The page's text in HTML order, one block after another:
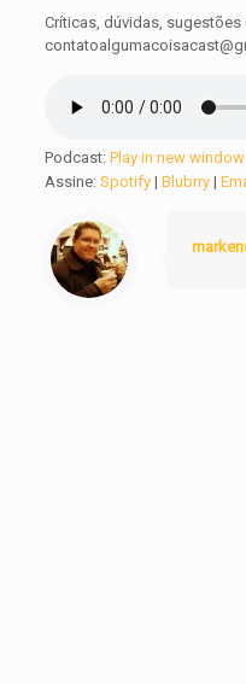
Críticas, dúvidas, sugestões
Podcast:Play in new window
Assine:Spotify |Blubrry |